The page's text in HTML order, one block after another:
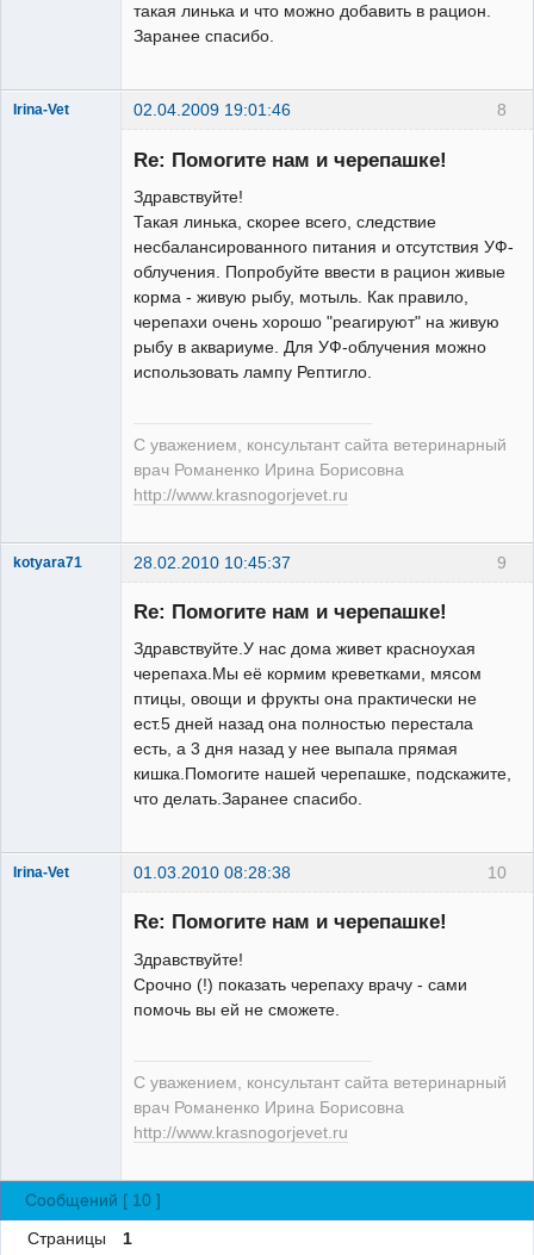
такая линька и что можно добавить в рацион.
Заранее спасибо.
8
Irina-Vet 02.04.2009 19:01:46
Re: Помогите нам и черепашке!
Здравствуйте!
Такая линька, скорее всего, следствие
несбалансированного питания и отсутствия УФ-
облучения. Попробуйте ввести в рацион живые
корма - живую рыбу, мотыль. Как правило,
черепахи очень хорошо "реагируют" на живую
рыбу в аквариуме. Для УФ-облучения можно
использовать лампу Рептигло.
С уважением, консультант сайта ветеринарный
врач Романенко Ирина Борисовна
http://www.krasnogorjevet.ru
9
kotyara71 28.02.2010 10:45:37
Зарегистрированный
Re: Помогите нам и черепашке!
Здравствуйте.У нас дома живет красноухая
черепаха.Мы её кормим креветками, мясом
птицы, овощи и фрукты она практически не
ест.5 дней назад она полностью перестала
есть, а 3 дня назад у нее выпала прямая
кишка.Помогите нашей черепашке, подскажите,
что делать.Заранее спасибо.
10
Irina-Vet 01.03.2010 08:28:38
Re: Помогите нам и черепашке!
Здравствуйте!
Срочно (!) показать черепаху врачу - сами
помочь вы ей не сможете.
С уважением, консультант сайта ветеринарный
врач Романенко Ирина Борисовна
http://www.krasnogorjevet.ru
Сообщений [ 10 ]
Страницы 1